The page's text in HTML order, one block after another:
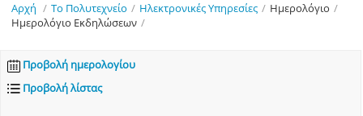
Αρχή / Το Πολυτεχνείο / Ηλεκτρονικές Υπηρεσίες / Ημερολόγιο /
Ημερολόγιο Εκδηλώσεων /
Προβολή ημερολογίου
Προβολή λίστας